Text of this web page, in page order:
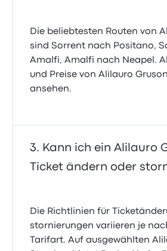
Die beliebtesten Routen von
sind Sorrent nach Positano,
Amalfi, Amalfi nach Neapel.
und Preise von Alilauro
ansehen.
Kann ich ein Alilauro
Ticket ändern oder
Die Richtlinien für
stornierungen variieren je
Tarifart. Auf ausgewählten